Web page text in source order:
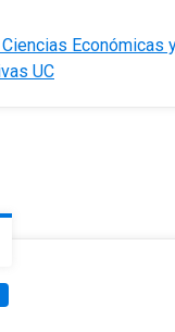
Económicas
UC